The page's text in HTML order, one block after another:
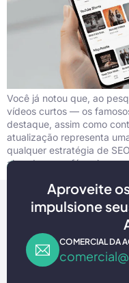
Você já notou que, ao
vídeos curtos — os
destaque, assim como
atualização representa
qualquer estratégia de
abandonar as fórmulas
Aproveite
impulsione
COMERCIAL DA